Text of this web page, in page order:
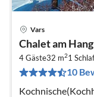
Vars
Chalet am
4 Gäste32 m21
10